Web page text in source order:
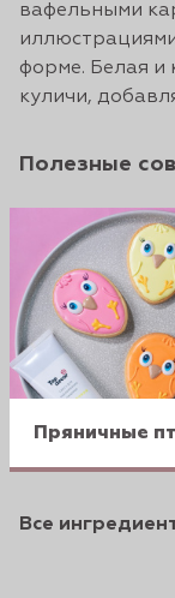
вафельными
форме. Белая
куличи,
Полезные
Пряничные
Все